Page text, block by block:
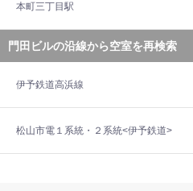
本町三丁目駅
門田ビルの沿線から空室を再検索
伊予鉄道高浜線
松山市電１系統・２系統<伊予鉄道>